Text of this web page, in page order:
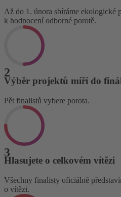
Až do 1. února sbíráme ekologické
k hodnocení odborné porotě.
Výběr projektů míří do
Pět finalistů vybere porota.
Hlasujete o celkovém vítězi
Všechny finalisty oficiálně
o vítězi.